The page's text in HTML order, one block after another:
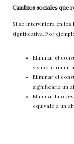
Cambios sociales que
Si se interviniera en
significativa. Por
Eliminar el
y supondría un
Eliminar el
significaría un
Eliminar la
equivale a un